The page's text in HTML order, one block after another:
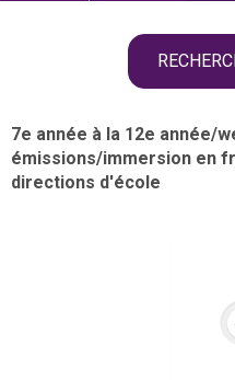
7e année à la 12e année/
émissions/immersion en
directions d'école